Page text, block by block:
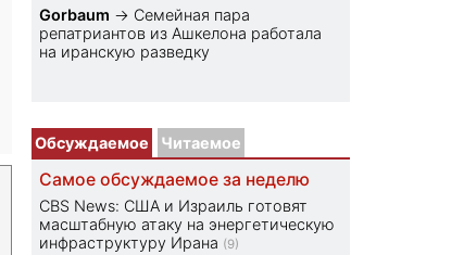
Gorbaum → Семейная пара
репатриантов из Ашкелона работала
на иранскую разведку
Обсуждаемое Читаемое
Самое обсуждаемое за неделю
CBS News: США и Израиль готовят
масштабную атаку на энергетическую
инфраструктуру Ирана (9)